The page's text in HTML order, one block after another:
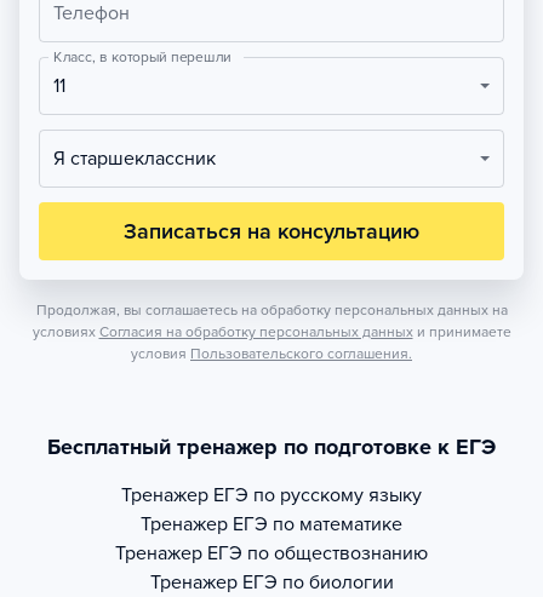
Телефон
Класс, в который перешли
11
Я старшеклассник
Записаться на консультацию
Продолжая, вы соглашаетесь на обработку персональных данных на
условиях Согласия на обработку персональных данных и принимаете
условия Пользовательского соглашения.
Бесплатный тренажер по подготовке к ЕГЭ
Тренажер ЕГЭ по русскому языку
Тренажер ЕГЭ по математике
Тренажер ЕГЭ по обществознанию
Тренажер ЕГЭ по биологии